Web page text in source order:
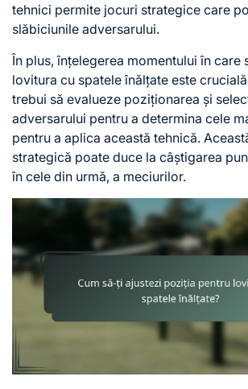
tehnici permite jocuri strategice care
slăbiciunile adversarului.
În plus, înțelegerea momentului în care
lovitura cu spatele înălțate este
trebui să evalueze poziționarea și
adversarului pentru a determina cele
pentru a aplica această tehnică.
strategică poate duce la câștigarea
în cele din urmă, a meciurilor.